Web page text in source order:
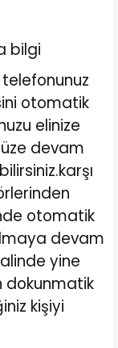
bilgi
otomatik
elinize
devam
otomatik
devam
yine
dokunmatik
kişiyi